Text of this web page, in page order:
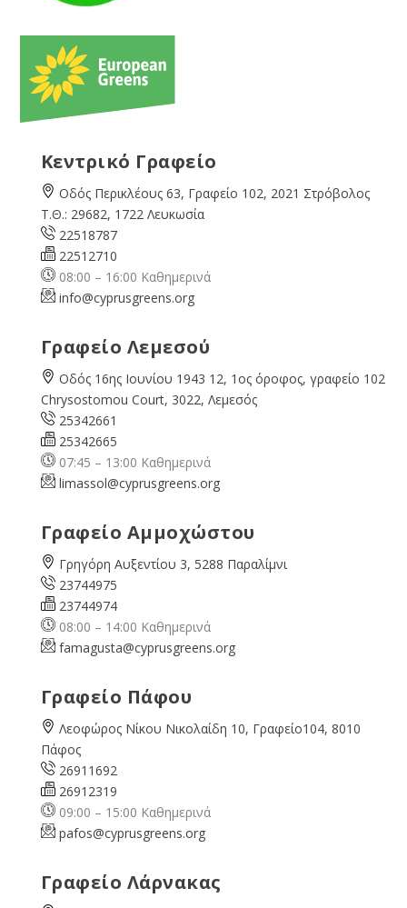
Κεντρικό Γραφείο
Οδός Περικλέους 63, Γραφείο 102, 2021 Στρόβολος
Τ.Θ.: 29682, 1722 Λευκωσία
22518787
22512710
08:00 – 16:00 Καθημερινά
info@cyprusgreens.org
Γραφείο Λεμεσού
Οδός 16ης Ιουνίου 1943 12, 1ος όροφος, γραφείο 102
Chrysostomou Court, 3022, Λεμεσός
25342661
25342665
07:45 – 13:00 Καθημερινά
limassol@cyprusgreens.org
Γραφείο Αμμοχώστου
Γρηγόρη Αυξεντίου 3, 5288 Παραλίμνι
23744975
23744974
08:00 – 14:00 Καθημερινά
famagusta@cyprusgreens.org
Γραφείο Πάφου
Λεοφώρος Νίκου Νικολαίδη 10, Γραφείο104, 8010
Πάφος
26911692
26912319
09:00 – 15:00 Καθημερινά
pafos@cyprusgreens.org
Γραφείο Λάρνακας